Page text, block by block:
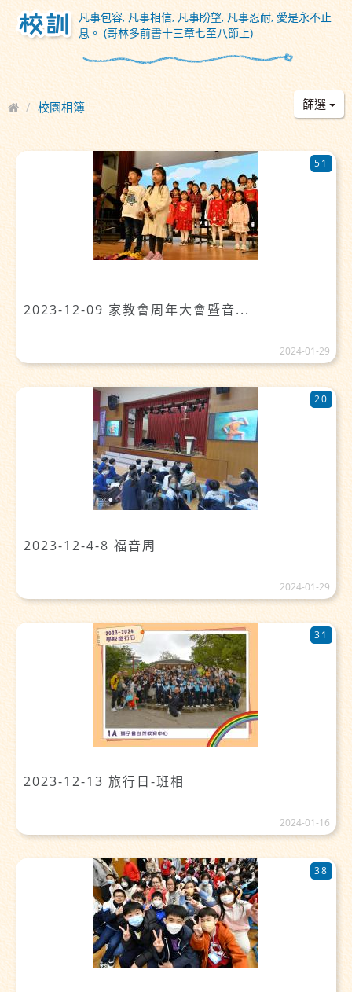
凡事包容, 凡事相信, 凡事盼望, 凡事忍耐, 愛是永不止
息。 (哥林多前書十三章七至八節上)
校園相簿 篩選
2023-12-09 家教會周年大會暨音...
51
2024-01-29
2023-12-4-8 福音周
20
2024-01-29
2023-12-13 旅行日-班相
31
2024-01-16
38